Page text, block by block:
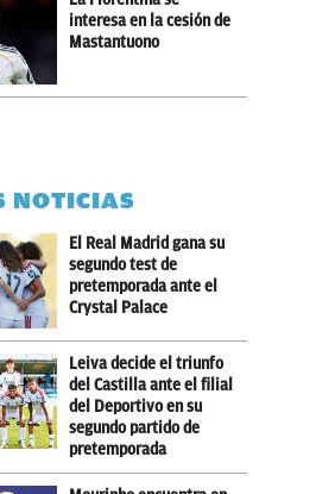
interesa en la cesión de
Mastantuono
NOTICIAS
El Real Madrid gana su
segundo test de
pretemporada ante el
Crystal Palace
Leiva decide el triunfo
del Castilla ante el filial
del Deportivo en su
segundo partido de
pretemporada